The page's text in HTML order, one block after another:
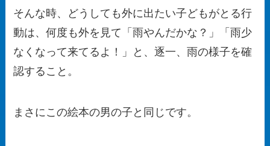
そんな時、どうしても外に出たい子どもがとる行
動は、何度も外を見て「雨やんだかな？」「雨少
なくなって来てるよ！」と、逐一、雨の様子を確
認すること。
まさにこの絵本の男の子と同じです。